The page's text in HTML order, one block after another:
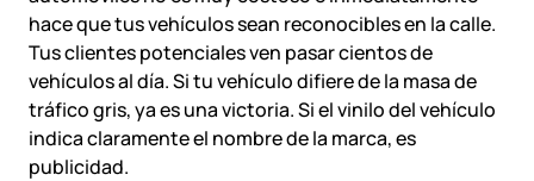
hace que tus vehículos sean reconocibles en la calle.
Tus clientes potenciales ven pasar cientos de
vehículos al día. Si tu vehículo difiere de la masa de
tráfico gris, ya es una victoria. Si el vinilo del vehículo
indica claramente el nombre de la marca, es
publicidad.